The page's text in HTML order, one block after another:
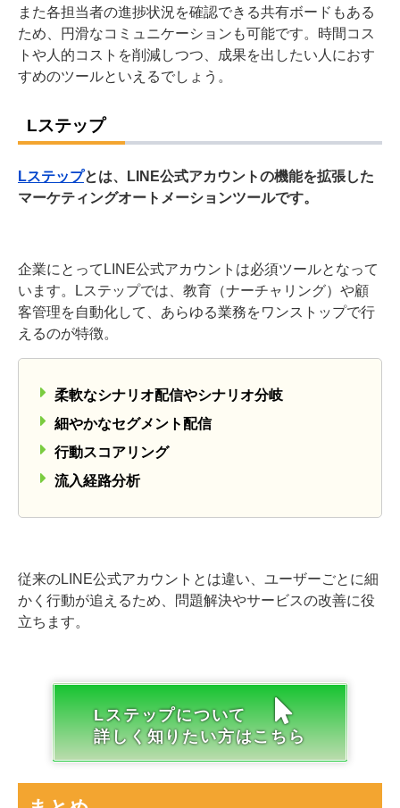
また各担当者の進捗状況を確認できる共有ボードもある
ため、円滑なコミュニケーションも可能です。時間コス
トや人的コストを削減しつつ、成果を出したい人におす
すめのツールといえるでしょう。
Lステップ
Lステップとは、LINE公式アカウントの機能を拡張した
マーケティングオートメーションツールです。
企業にとってLINE公式アカウントは必須ツールとなって
います。Lステップでは、教育（ナーチャリング）や顧
客管理を自動化して、あらゆる業務をワンストップで行
えるのが特徴。
柔軟なシナリオ配信やシナリオ分岐
細やかなセグメント配信
行動スコアリング
流入経路分析
従来のLINE公式アカウントとは違い、ユーザーごとに細
かく行動が追えるため、問題解決やサービスの改善に役
立ちます。
Lステップについて
詳しく知りたい方はこちら